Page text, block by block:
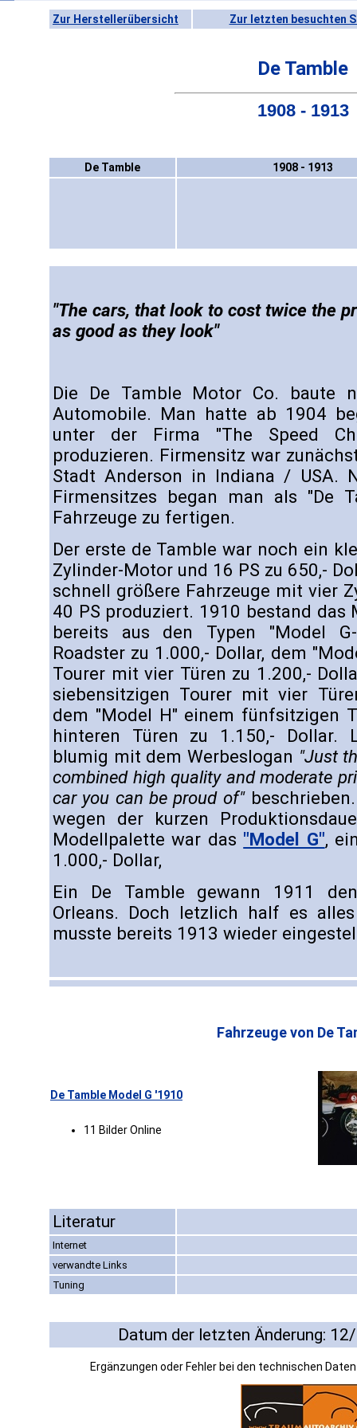
Zur Herstellerübersicht Zur letzten besuchten
De Tamble
1908 - 1913
De Tamble 1908 - 1913
"The cars, that look to cost twice the
as good as they look"
Die De Tamble Motor Co. baute
Automobile. Man hatte ab 1904
unter der Firma "The Speed
produzieren. Firmensitz war
Stadt Anderson in Indiana / USA.
Firmensitzes began man als "De
Fahrzeuge zu fertigen.
Der erste de Tamble war noch ein
Zylinder-Motor und 16 PS zu 650,-
schnell größere Fahrzeuge mit vier
40 PS produziert. 1910 bestand das
bereits aus den Typen "Model
Roadster zu 1.000,- Dollar, dem
Tourer mit vier Türen zu 1.200,-
siebensitzigen Tourer mit vier
dem "Model H" einem fünfsitzigen
hinteren Türen zu 1.150,- Dollar.
blumig mit dem Werbeslogan "Just
combined high quality and moderate
car you can be proud of"
wegen der kurzen
Modellpalette war das "Model G",
1.000,- Dollar,
Ein De Tamble gewann 1911
Orleans. Doch letzlich half es
musste bereits 1913 wieder
Fahrzeuge von De
De Tamble Model G '1910
11 Bilder Online
Literatur
Internet
verwandte Links
Tuning
Datum der letzten Änderung:
Ergänzungen oder Fehler bei den technischen